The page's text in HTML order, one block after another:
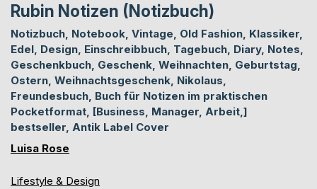
Rubin Notizen (Notizbuch)
Notizbuch, Notebook, Vintage, Old Fashion, Klassiker,
Edel, Design, Einschreibbuch, Tagebuch, Diary, Notes,
Geschenkbuch, Geschenk, Weihnachten, Geburtstag,
Ostern, Weihnachtsgeschenk, Nikolaus,
Freundesbuch, Buch für Notizen im praktischen
Pocketformat, [Business, Manager, Arbeit,]
bestseller, Antik Label Cover
Luisa Rose
Lifestyle & Design